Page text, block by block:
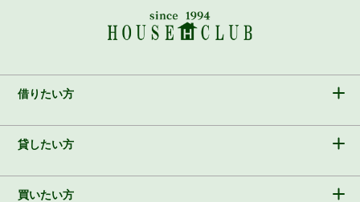
借りたい方
貸したい方
買いたい方